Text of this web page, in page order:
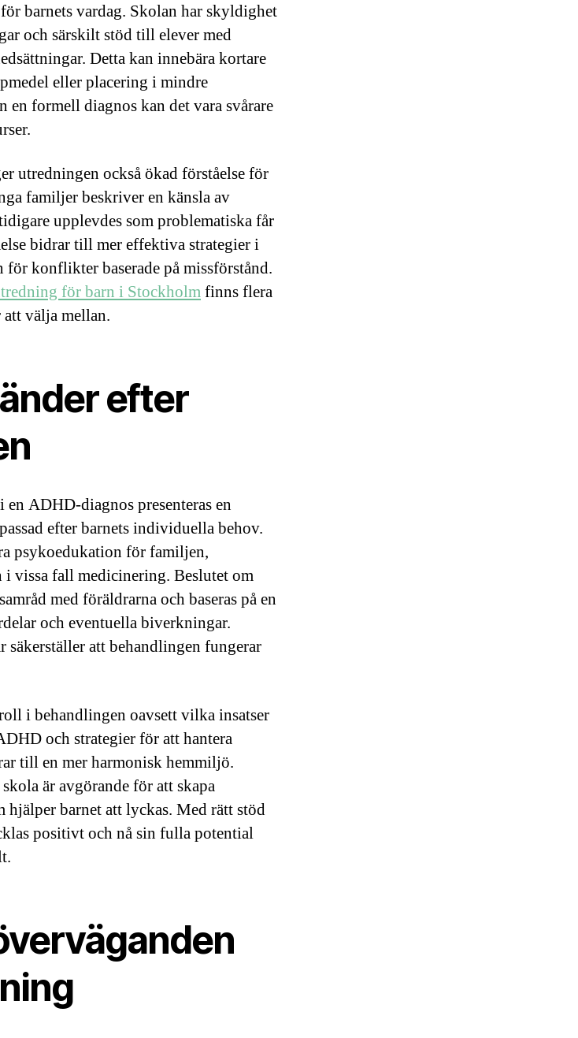
barnets vardag. Skolan har skyldighet
och särskilt stöd till elever med
Detta kan innebära kortare
eller placering i mindre
en formell diagnos kan det vara svårare
utredningen också ökad förståelse för
familjer beskriver en känsla av
upplevdes som problematiska får
bidrar till mer effektiva strategier i
för konflikter baserade på missförstånd.
för barn i Stockholmfinns flera
välja mellan.
efter
ADHD-diagnos presenteras en
efter barnets individuella behov.
psykoedukation för familjen,
i vissa fall medicinering. Beslutet om
med föräldrarna och baseras på en
och eventuella biverkningar.
att behandlingen fungerar
i behandlingen oavsett vilka insatser
och strategier för att hantera
till en mer harmonisk hemmiljö.
är avgörande för att skapa
hjälper barnet att lyckas. Med rätt stöd
positivt och nå sin fulla potential